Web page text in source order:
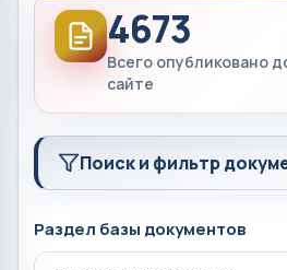
4673
Всего опубликовано
сайте
Поиск и фильтр
Раздел базы документов